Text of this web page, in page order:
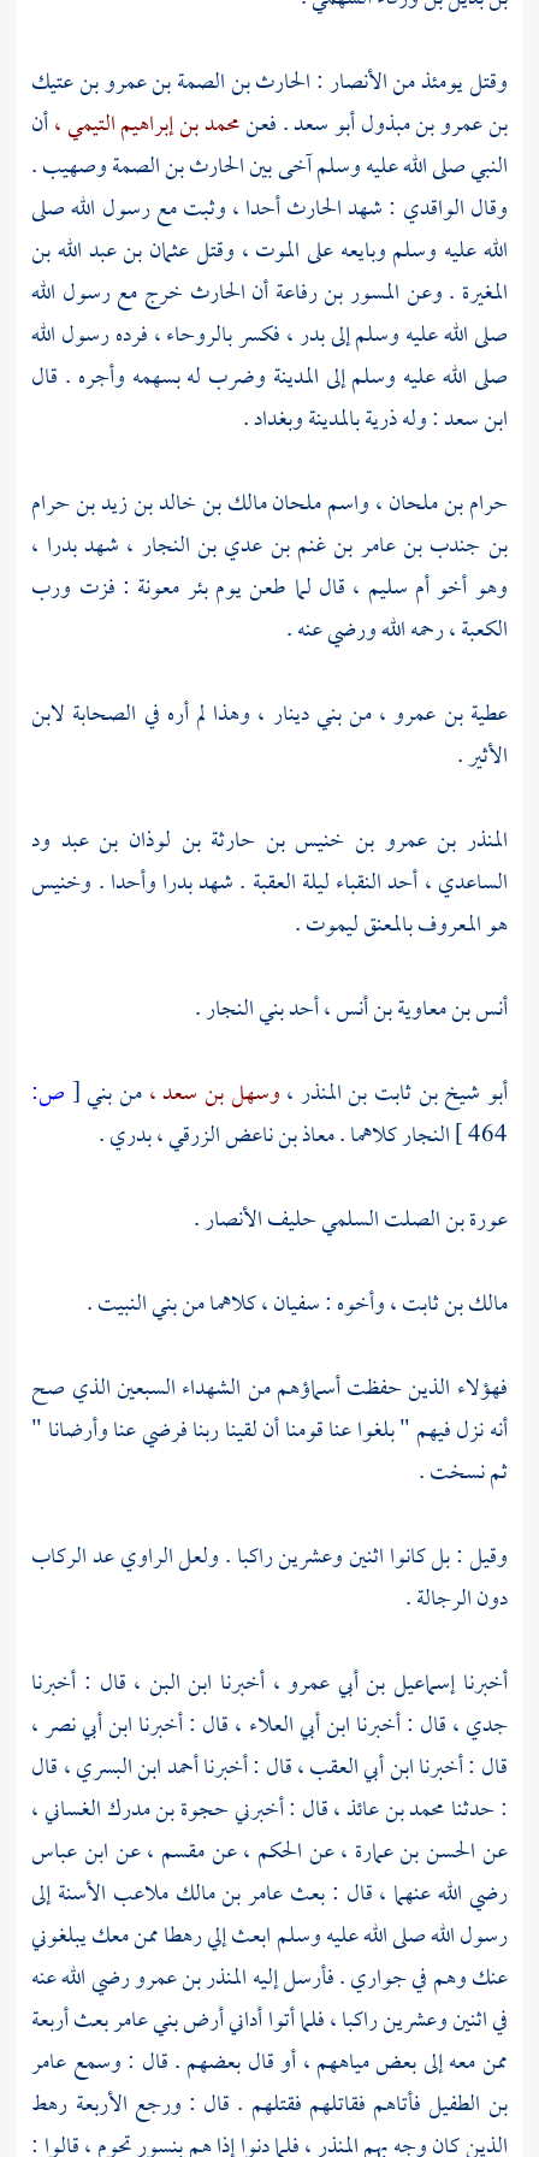
وقتل يومئذ منالأنصار:الحارث بن الصمة بن عمرو بن عتيك
بن عمرو بن مبذول أبو سعد. فعنمحمد بن إبراهيم التيمي ،أن
النبي صلى الله عليه وسلم آخى بينالحارث بن الصمةوصهيب.
وقالالواقدي : شهدالحارثأحدا ،وثبت مع رسول الله صلى
الله عليه وسلم وبايعه على الموت ، وقتلعثمان بن عبد الله بن
المغيرة . وعنالمسور بن رفاعةأنالحارث خرج مع رسول الله
صلى الله عليه وسلم إلىبدر ،فكسربالروحاء ،فرده رسول الله
صلى الله عليه وسلم إلىالمدينة وضرب له بسهمه وأجره . قال
ابن سعد: وله ذريةبالمدينةوبغداد.
حرام بن ملحان ،واسمملحان مالك بن خالد بن زيد بن حرام
بن جندب بن عامر بن غنم بن عدي بن النجار ، شهدبدرا ،
وهو أخوأم سليم ، قال لما طعن يومبئر معونة : فزت ورب
الكعبة ،رحمه الله ورضي عنه .
عطية بن عمرو ،منبني دينار ، وهذا لم أره في الصحابة لابن
الأثير.
المنذر بن عمرو بن خنيس بن حارثة بن لوذان بن عبد ود
الساعدي ،أحد النقباء ليلةالعقبة . شهدبدراوأحدا. وخنيس
هو المعروف بالمعنق ليموت .
أنس بن معاوية بن أنس ،أحدبني النجار.
أبو شيخ بن ثابت بن المنذر ،وسهل بن سعد ،منبني[ص:
464 ] النجاركلاهما .معاذ بن ناعض الزرقي ،بدري .
عورة بن الصلت السلميحليفالأنصار.
مالك بن ثابت ،وأخوه :سفيان ،كلاهما منبني النبيت.
فهؤلاء الذين حفظت أسماؤهم من الشهداء السبعين الذي صح
أنه نزل فيهم " بلغوا عنا قومنا أن لقينا ربنا فرضي عنا وأرضانا "
ثم نسخت .
وقيل : بل كانوا اثنين وعشرين راكبا . ولعل الراوي عد الركاب
دون الرجالة .
أخبرناإسماعيل بن أبي عمرو ، أخبرنا ابن البن ، قال : أخبرنا
جدي ، قال : أخبرناابن أبي العلاء ،قال : أخبرناابن أبي نصر ،
قال : أخبرناابن أبي العقب ،قال : أخبرناأحمد ابن البسري ،قال
: حدثنامحمد بن عائذ ،قال : أخبرنيحجوة بن مدرك الغساني ،
عنالحسن بن عمارة ،عنالحكم ،عنمقسم ،عنابن عباس
رضي الله عنهما ، قال : بعثعامر بن مالكملاعب الأسنة إلى
رسول الله صلى الله عليه وسلم ابعث إلي رهطا ممن معك يبلغوني
عنك وهم في جواري . فأرسل إليهالمنذر بن عمرورضي الله عنه
في اثنين وعشرين راكبا ، فلما أتوا أداني أرضبني عامربعث أربعة
ممن معه إلى بعض مياههم ، أو قال بعضهم . قال : وسمععامر
بن الطفيلفأتاهم فقاتلهم فقتلهم . قال : ورجع الأربعة رهط
الذين كان وجه بهمالمنذر ،فلما دنوا إذا هم بنسور تحوم ، قالوا :